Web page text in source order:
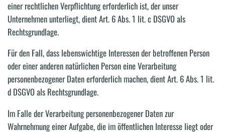
einer rechtlichen Verpflichtung erforderlich ist, der unser
Unternehmen unterliegt, dient Art. 6 Abs. 1 lit. c DSGVO als
Rechtsgrundlage.
Für den Fall, dass lebenswichtige Interessen der betroffenen Person
oder einer anderen natürlichen Person eine Verarbeitung
personenbezogener Daten erforderlich machen, dient Art. 6 Abs. 1 lit.
d DSGVO als Rechtsgrundlage.
Im Falle der Verarbeitung personenbezogener Daten zur
Wahrnehmung einer Aufgabe, die im öffentlichen Interesse liegt oder